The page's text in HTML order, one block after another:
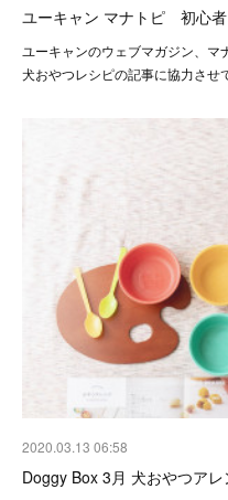
ユーキャン マナトピ 初心
ユーキャンのウェブマガジン、
犬おやつレシピの記事に協力させ
2020.03.13 06:58
Doggy Box 3月 犬おやつア